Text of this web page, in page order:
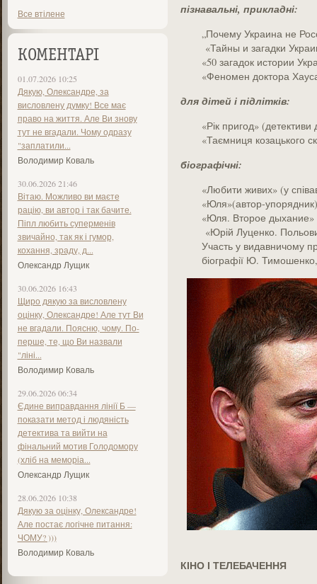
Все втілене
КОМЕНТАРІ
01.07.2026 10:25
Дякую, Олександре, за
висловлену думку! Все має
право на життя. Але Ви знову
тут не вгадали. Чому одразу
"заплатили...
Володимир Коваль
30.06.2026 21:46
Вітаю. Можливо ви маєте
рацію, ви автор і так бачите.
Піпл любить суперменів
звичайно, так як і гумор,
кохання, зраду, д...
Олександр Лущик
30.06.2026 16:43
Щиро дякую за висловлену
оцінку, Олександре! Але тут Ви
не вгадали. Поясню, чому. По-
перше, те, що Ви назвали
"ліні...
Володимир Коваль
29.06.2026 06:34
Єдине виправдання лінії Б —
показати метод і людяність
детектива та вийти на
фінальний мотив Голодомору
(хліб на меморіа...
Олександр Лущик
28.06.2026 10:38
Дякую за оцінку, Олександре!
Але постає логічне питання:
ЧОМУ? )))
Володимир Коваль
пізнавальні, прикладні:
„Почему Украина не
«Тайны и загадки
«50 загадок истории
«Феномен доктора
для дітей і підлітків:
«Рік пригод» (детективи
«Таємниця козацького
біографічні:
«Любити живих» (у
«Юля»(автор-
«Юля. Второе дыхание»
«Юрій Луценко.
Участь у видавничому
біографії Ю.
КІНО І ТЕЛЕБАЧЕННЯ